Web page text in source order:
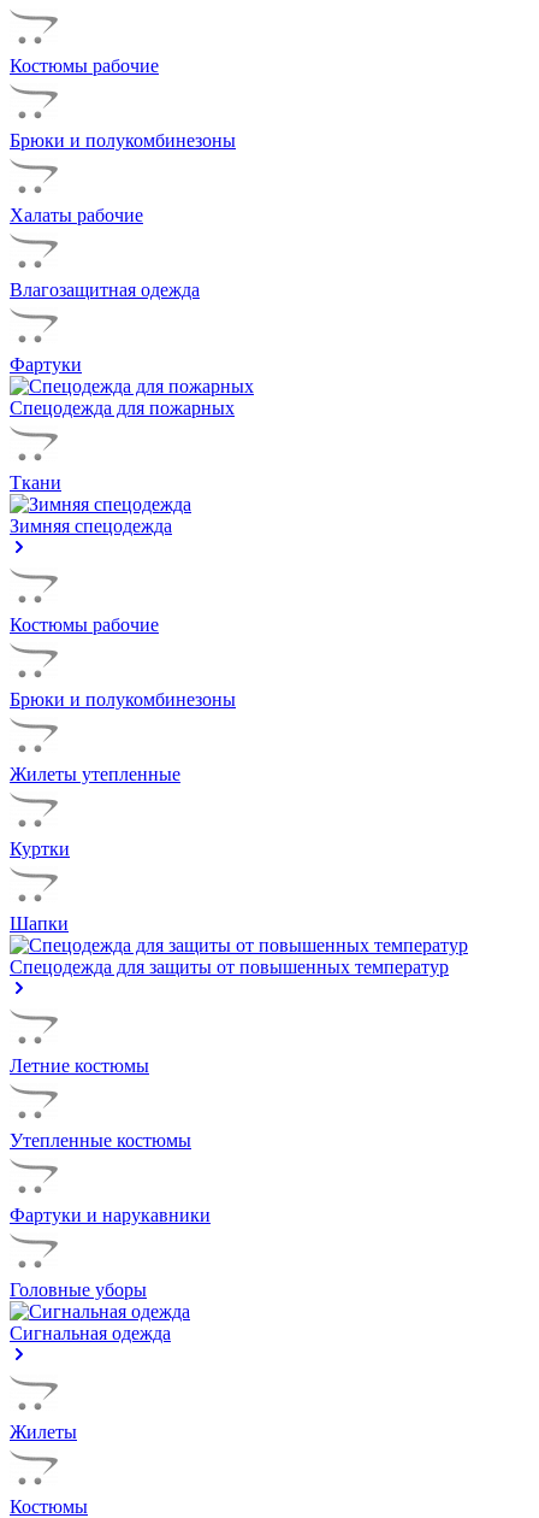
Костюмы рабочие
Брюки и полукомбинезоны
Халаты рабочие
Влагозащитная одежда
Фартуки
Спецодежда для пожарных
Ткани
Зимняя спецодежда
Костюмы рабочие
Брюки и полукомбинезоны
Жилеты утепленные
Куртки
Шапки
Спецодежда для защиты от повышенных температур
Летние костюмы
Утепленные костюмы
Фартуки и нарукавники
Головные уборы
Сигнальная одежда
Жилеты
Костюмы